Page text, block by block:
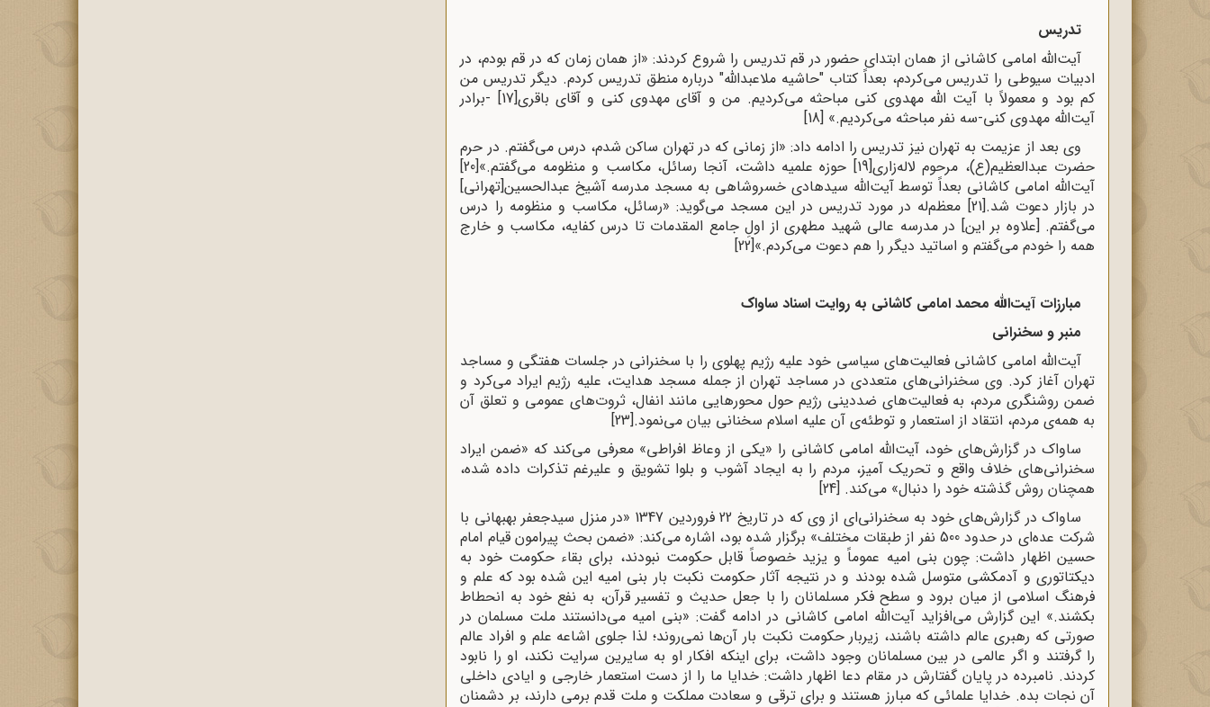
تدریس
آیت‌الله امامی کاشانی از همان ابتدای حضور در قم تدریس را شروع کردند: «از همان زمان که در قم بودم، در
ادبیات سیوطی را تدریس می‌کردم، بعداً کتاب "حاشیه ملاعبدالله" درباره منطق تدریس کردم. دیگر تدریس من
کم بود و معمولاً با آیت الله مهدوی کنی مباحثه می‌کردیم. من و آقای مهدوی کنی و آقای باقری[17]
-برادر
آیت‌الله مهدوی کنی-سه نفر مباحثه می‌کردیم.» [18]
وی بعد از عزیمت به تهران نیز تدریس را ادامه داد: «از زمانی که در تهران ساکن شدم، درس می‌گفتم. در حرم
حضرت عبدالعظیم(ع)، مرحوم لاله‌زاری[19] حوزه علمیه داشت، آنجا رسائل، مکاسب و منظومه می‌گفتم.»[20]
آیت‌الله امامی کاشانی بعداً توسط آیت‌الله سیدهادی خسروشاهی به مسجد مدرسه آشیخ عبدالحسین[تهرانی]
در بازار دعوت شد.[21]
معظم‌له در مورد تدریس در این مسجد می‌گوید: «رسائل، مکاسب و منظومه را درس
می‌گفتم. [علاوه بر این] در مدرسه عالی شهید مطهری از اولِ جامع المقدمات تا درس کفایه، مکاسب و خارج
همه را خودم می‌گفتم و اساتید دیگر را هم دعوت می‌کردم.»[22]
مبارزات آیت‌الله محمد امامی کاشانی به روایت اسناد ساواک
منبر و سخنرانی
آیت‌الله امامی‌ کاشانی‌ فعالیت‌های‌ سیاسی‌ خود علیه‌ رژیم‌ پهلوی را با سخنرانی‌ در جلسات‌ هفتگی‌ و مساجد
تهران‌ آغاز کرد. وی سخنرانی‌های‌ متعددی‌ در مساجد تهران‌ از جمله‌ مسجد هدایت‌، علیه‌ رژیم‌ ایراد می‌کرد و
ضمن‌ روشنگری‌ مردم‌، به‌ فعالیت‌های‌ ضددینی‌ رژیم‌ حول‌ محورهایی‌ مانند انفال‌، ثروت‌های‌ عمومی‌ و تعلق‌ آن‌
به‌ همه‌ی‌ مردم،‌ انتقاد از استعمار و توطئه‌ی‌ آن‌ علیه‌ اسلام‌ سخنانی‌ بیان‌ می‌نمود.[23]
ساواک در گزارش‌های خود، آیت‌الله امامی کاشانی را «یکی از وعاظ افراطی» معرفی می‌کند که «ضمن ایراد
سخنرانی‌های خلاف واقع و تحریک آمیز، مردم را به ایجاد آشوب و بلوا تشویق و علیرغم تذکرات داده شده،
همچنان روش گذشته خود را دنبال» می‌کند. [24]
ساواک در گزارش‌های خود به سخنرانی‌ای از وی که در تاریخ 22 فروردین 1347 «در منزل سیدجعفر بهبهانی با
شرکت عده‌ای در حدود 500 نفر از طبقات مختلف» برگزار شده بود، اشاره می‌کند: «ضمن بحث پیرامون قیام امام
حسین اظهار داشت: چون بنی امیه عموماً و یزید خصوصاً قابل حکومت نبودند، برای بقاء حکومت خود به
دیکتاتوری و آدمکشی متوسل شده بودند و در نتیجه آثار حکومت نکبت بار بنی امیه این شده بود که علم و
فرهنگ اسلامی از میان برود و سطح فکر مسلمانان را با جعل حدیث و تفسیر قرآن، به نفع خود به انحطاط
بکشند.» این گزارش می‌افزاید آیت‌الله امامی کاشانی در ادامه گفت: «بنی امیه می‌دانستند ملت مسلمان در
صورتی که رهبری عالم داشته باشند، زیربار حکومت نکبت بار آن‌ها نمی‌روند؛ لذا جلوی اشاعه علم و افراد عالم
را گرفتند و اگر عالمی در بین مسلمانان وجود داشت، برای اینکه افکار او به سایرین سرایت نکند، او را نابود
کردند. نامبرده در پایان گفتارش در مقام دعا اظهار داشت: خدایا ما را از دست استعمار خارجی و ایادی داخلی
آن نجات بده. خدایا علمائی که مبارز هستند و برای ترقی و سعادت مملکت و ملت قدم برمی دارند، بر دشمنان